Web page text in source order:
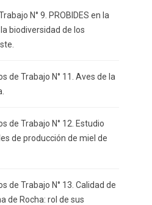
N° 9. PROBIDES en la
biodiversidad de los
de Trabajo N° 11. Aves de la
de Trabajo N° 12. Estudio
de producción de miel de
de Trabajo N° 13. Calidad de
de Rocha: rol de sus